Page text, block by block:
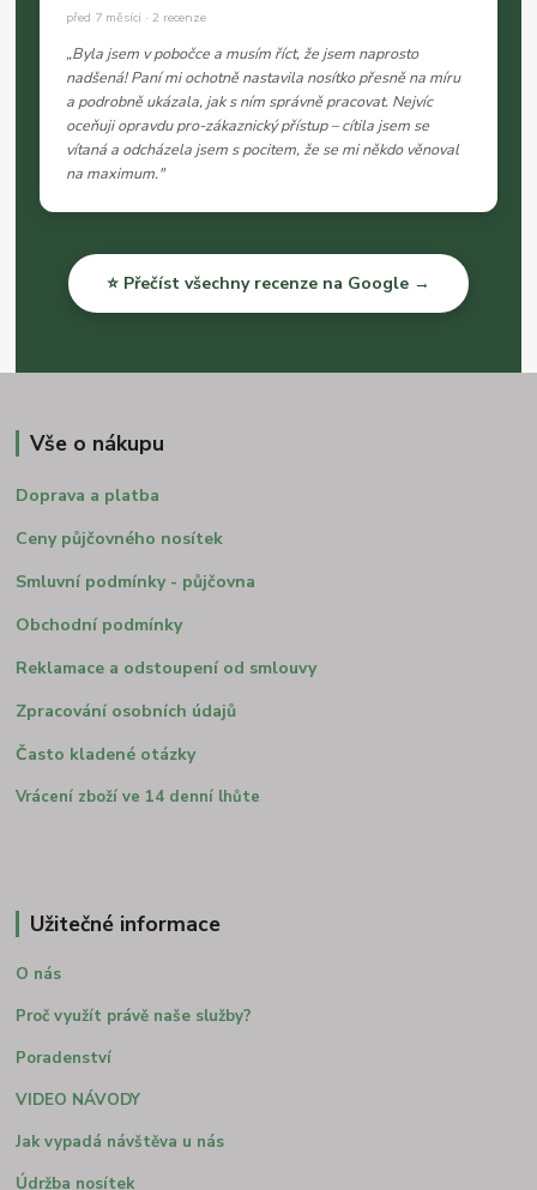
před 7 měsíci · 2 recenze
„Byla jsem v pobočce a musím říct, že jsem naprosto
nadšená! Paní mi ochotně nastavila nosítko přesně na míru
a podrobně ukázala, jak s ním správně pracovat. Nejvíc
oceňuji opravdu pro-zákaznický přístup – cítila jsem se
vítaná a odcházela jsem s pocitem, že se mi někdo věnoval
na maximum."
⭐ Přečíst všechny recenze na Google →
Vše o nákupu
Doprava a platba
Ceny půjčovného nosítek
Smluvní podmínky - půjčovna
Obchodní podmínky
Reklamace a odstoupení od smlouvy
Zpracování osobních údajů
Často kladené otázky
Vrácení zboží ve 14 denní lhůte
Užitečné informace
O nás
Proč využít právě naše služby?
Poradenství
VIDEO NÁVODY
Jak vypadá návštěva u nás
Údržba nosítek